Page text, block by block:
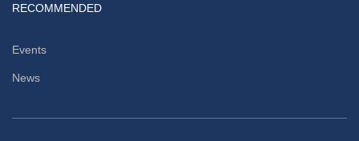
RECOMMENDED
Events
News